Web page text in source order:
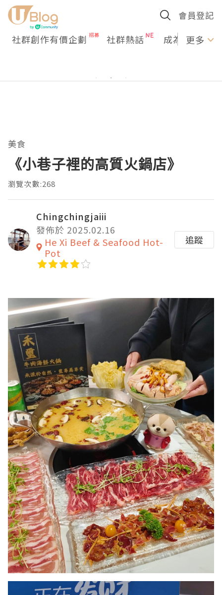
會員登記
社群創作有價企劃 社群熱話 成為U更多
美食
《小巷子裡的高質火鍋店》
瀏覽次數:268
Chingchingjaiii
發佈於 2025.02.16
He Xi Beef & Seafood Hot-
Pot
追蹤